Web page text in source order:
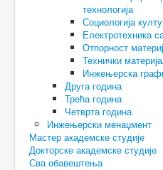
технологија
Социологија
Електротехника
Отпорност
Технички
Инжењерска
Друга година
Трећа година
Четврта година
Инжењерски менаџмент
Мастер академске студије
Докторске академске студије
Сва обавештења